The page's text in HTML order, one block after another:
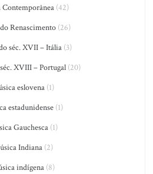
(42)
Renascimento (26)
séc. XVII – Itália (3)
XVIII – Portugal (20)
eslovena(1)
estadunidense(1)
Gauchesca(1)
Indiana(2)
indígena(8)